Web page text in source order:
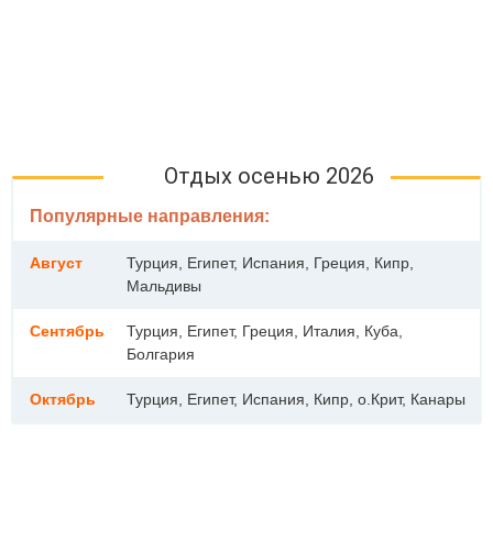
Отдых осенью 2026
Популярные направления:
Август
Турция, Египет, Испания, Греция, Кипр,
Мальдивы
Сентябрь
Турция, Египет, Греция, Италия, Куба,
Болгария
Октябрь Турция, Египет, Испания, Кипр, о.Крит, Канары